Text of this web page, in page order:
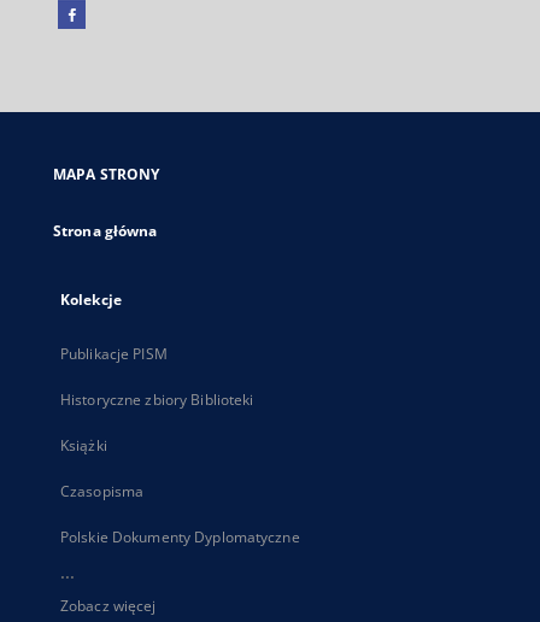
Facebook
się
karcie
MAPA STRONY
Strona główna
Kolekcje
Publikacje PISM
Historyczne zbiory Biblioteki
Książki
Czasopisma
Polskie Dokumenty Dyplomatyczne
...
Zobacz więcej